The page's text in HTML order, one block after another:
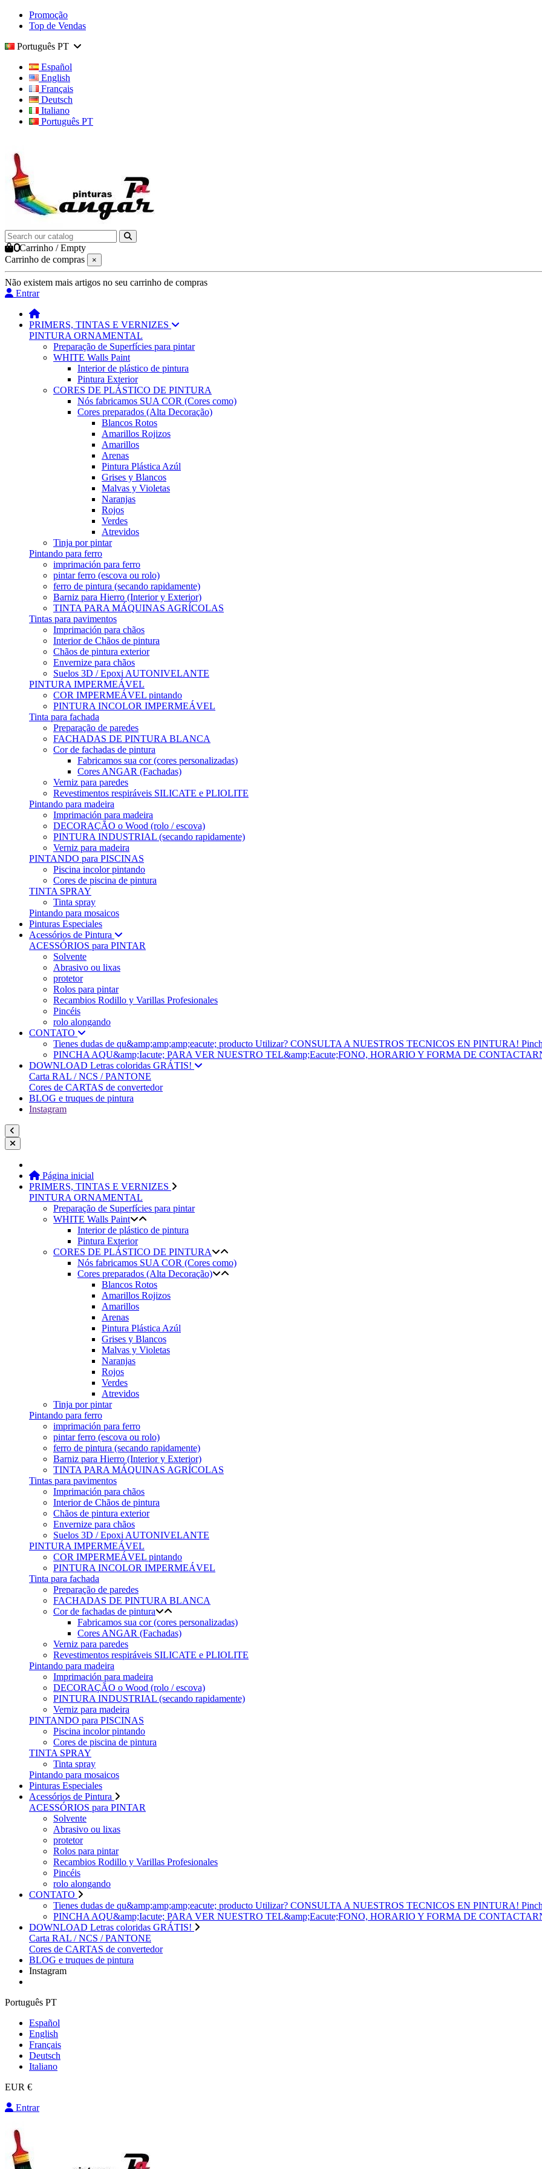
Promoção
Top de Vendas
Português PT
Español
English
Français
Deutsch
Italiano
Português PT
0Carrinho /Empty
Carrinho de compras
×
Não existem mais artigos no seu carrinho de compras
Entrar
PRIMERS, TINTAS E VERNIZES
PINTURA ORNAMENTAL
Preparação de Superfícies para pintar
WHITE Walls Paint
Interior de plástico de pintura
Pintura Exterior
CORES DE PLÁSTICO DE PINTURA
Nós fabricamos SUA COR (Cores como)
Cores preparados (Alta Decoração)
Blancos Rotos
Amarillos Rojizos
Amarillos
Arenas
Pintura Plástica Azúl
Grises y Blancos
Malvas y Violetas
Naranjas
Rojos
Verdes
Atrevidos
Tinja por pintar
Pintando para ferro
imprimación para ferro
pintar ferro (escova ou rolo)
ferro de pintura (secando rapidamente)
Barniz para Hierro (Interior y Exterior)
TINTA PARA MÁQUINAS AGRÍCOLAS
Tintas para pavimentos
Imprimación para chãos
Interior de Chãos de pintura
Chãos de pintura exterior
Envernize para chãos
Suelos 3D / Epoxi AUTONIVELANTE
PINTURA IMPERMEÁVEL
COR IMPERMEÁVEL pintando
PINTURA INCOLOR IMPERMEÁVEL
Tinta para fachada
Preparação de paredes
FACHADAS DE PINTURA BLANCA
Cor de fachadas de pintura
Fabricamos sua cor (cores personalizadas)
Cores ANGAR (Fachadas)
Verniz para paredes
Revestimentos respiráveis ​​SILICATE e PLIOLITE
Pintando para madeira
Imprimación para madeira
DECORAÇÃO o Wood (rolo / escova)
PINTURA INDUSTRIAL (secando rapidamente)
Verniz para madeira
PINTANDO para PISCINAS
Piscina incolor pintando
Cores de piscina de pintura
TINTA SPRAY
Tinta spray
Pintando para mosaicos
Pinturas Especiales
Acessórios de Pintura
ACESSÓRIOS para PINTAR
Solvente
Abrasivo ou lixas
protetor
Rolos para pintar
Recambios Rodillo y Varillas Profesionales
Pincéis
rolo alongando
CONTATO
Tienes dudas de qu&amp;amp;amp;eacute; producto Utilizar? CONSULTA A NUESTROS TECNICOS EN PINTURA!
PINCHA AQU&amp;Iacute; PARA VER NUESTRO TEL&amp;Eacute;FONO, HORARIO Y FORMA DE
DOWNLOAD Letras coloridas GRÁTIS!
Carta RAL / NCS / PANTONE
Cores de CARTAS de convertedor
BLOG e truques de pintura
Instagram
Página inicial
PRIMERS, TINTAS E VERNIZES
PINTURA ORNAMENTAL
Preparação de Superfícies para pintar
WHITE Walls Paint
Interior de plástico de pintura
Pintura Exterior
CORES DE PLÁSTICO DE PINTURA
Nós fabricamos SUA COR (Cores como)
Cores preparados (Alta Decoração)
Blancos Rotos
Amarillos Rojizos
Amarillos
Arenas
Pintura Plástica Azúl
Grises y Blancos
Malvas y Violetas
Naranjas
Rojos
Verdes
Atrevidos
Tinja por pintar
Pintando para ferro
imprimación para ferro
pintar ferro (escova ou rolo)
ferro de pintura (secando rapidamente)
Barniz para Hierro (Interior y Exterior)
TINTA PARA MÁQUINAS AGRÍCOLAS
Tintas para pavimentos
Imprimación para chãos
Interior de Chãos de pintura
Chãos de pintura exterior
Envernize para chãos
Suelos 3D / Epoxi AUTONIVELANTE
PINTURA IMPERMEÁVEL
COR IMPERMEÁVEL pintando
PINTURA INCOLOR IMPERMEÁVEL
Tinta para fachada
Preparação de paredes
FACHADAS DE PINTURA BLANCA
Cor de fachadas de pintura
Fabricamos sua cor (cores personalizadas)
Cores ANGAR (Fachadas)
Verniz para paredes
Revestimentos respiráveis ​​SILICATE e PLIOLITE
Pintando para madeira
Imprimación para madeira
DECORAÇÃO o Wood (rolo / escova)
PINTURA INDUSTRIAL (secando rapidamente)
Verniz para madeira
PINTANDO para PISCINAS
Piscina incolor pintando
Cores de piscina de pintura
TINTA SPRAY
Tinta spray
Pintando para mosaicos
Pinturas Especiales
Acessórios de Pintura
ACESSÓRIOS para PINTAR
Solvente
Abrasivo ou lixas
protetor
Rolos para pintar
Recambios Rodillo y Varillas Profesionales
Pincéis
rolo alongando
CONTATO
Tienes dudas de qu&amp;amp;amp;eacute; producto Utilizar? CONSULTA A NUESTROS TECNICOS EN PINTURA!
PINCHA AQU&amp;Iacute; PARA VER NUESTRO TEL&amp;Eacute;FONO, HORARIO Y FORMA DE
DOWNLOAD Letras coloridas GRÁTIS!
Carta RAL / NCS / PANTONE
Cores de CARTAS de convertedor
BLOG e truques de pintura
Instagram
Português PT
Español
English
Français
Deutsch
Italiano
EUR €
Entrar